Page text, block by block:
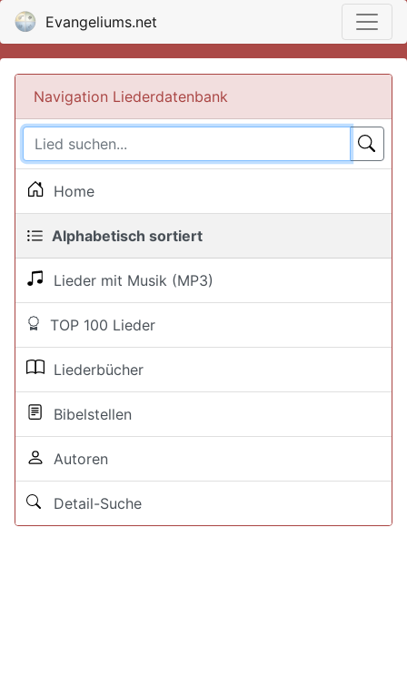
Evangeliums.net
Navigation Liederdatenbank
Home
Alphabetisch sortiert
Lieder mit Musik (MP3)
TOP 100 Lieder
Liederbücher
Bibelstellen
Autoren
Detail-Suche